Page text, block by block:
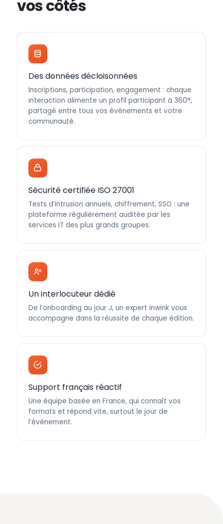
vos côtés
Des données décloisonnées
Inscriptions, participation, engagement : chaque
interaction alimente un profil participant à 360°,
partagé entre tous vos événements et votre
communauté.
Sécurité certifiée ISO 27001
Tests d’intrusion annuels, chiffrement, SSO : une
plateforme régulièrement auditée par les
services IT des plus grands groupes.
Un interlocuteur dédié
De l’onboarding au jour J, un expert inwink vous
accompagne dans la réussite de chaque édition.
Support français réactif
Une équipe basée en France, qui connaît vos
formats et répond vite, surtout le jour de
l’événement.